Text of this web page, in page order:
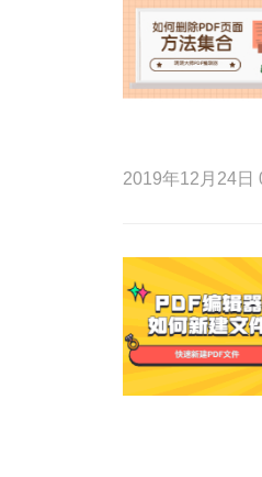
2019年12月24日